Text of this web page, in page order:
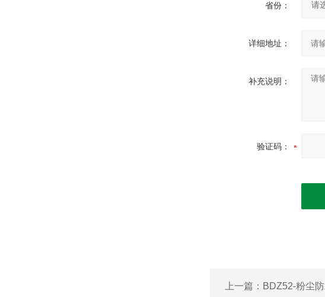
省份：
详细地址：
补充说明：
验证码：
上一篇： BDZ52-粉尘